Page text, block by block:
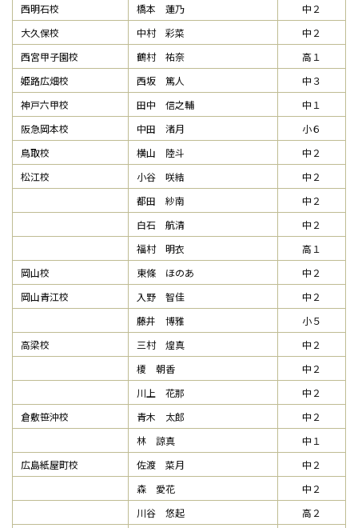
西明石校
橋本 蓮乃
中２
大久保校
中村 彩菜
中２
西宮甲子園校
鶴村 祐奈
高１
姫路広畑校
西坂 篤人
中３
神戸六甲校
田中 信之輔
中１
阪急岡本校
中田 渚月
小６
鳥取校
横山 陸斗
中２
松江校
小谷 咲結
中２
都田 紗南
中２
白石 航清
中２
福村 明衣
高１
岡山校
東條 ほのあ
中２
岡山青江校
入野 智佳
中２
藤井 博雅
小５
高梁校
三村 煌真
中２
榎 朝香
中２
川上 花那
中２
倉敷笹沖校
青木 太郎
中２
林 諒真
中１
広島紙屋町校
佐渡 菜月
中２
森 愛花
中２
川谷 悠起
高２